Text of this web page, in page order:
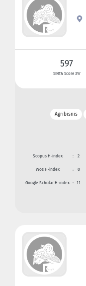
597
SINTA Score 3Yr
Agribisnis
Scopus H-index : 2
Wos H-index : 0
Google Scholar H-index : 11